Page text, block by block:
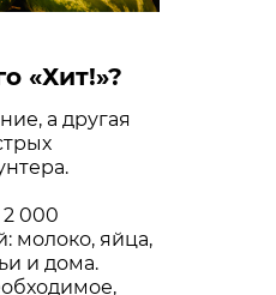
«Хит!»?
а другая
000
молоко, яйца,
и дома.